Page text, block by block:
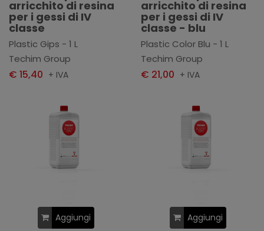
arricchito di resina
per i gessi di IV
classe
Plastic Gips - 1 L
Techim Group
€ 15,40 + IVA
arricchito di resina
per i gessi di IV
classe - blu
Plastic Color Blu - 1 L
Techim Group
€ 21,00 + IVA
Aggiungi Aggiungi